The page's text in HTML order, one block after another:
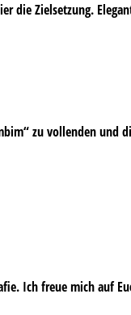
die Zielsetzung.
zu vollenden und
Ich freue mich auf